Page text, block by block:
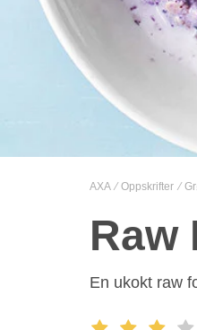
AXA Oppskrifter
Raw
En ukokt raw